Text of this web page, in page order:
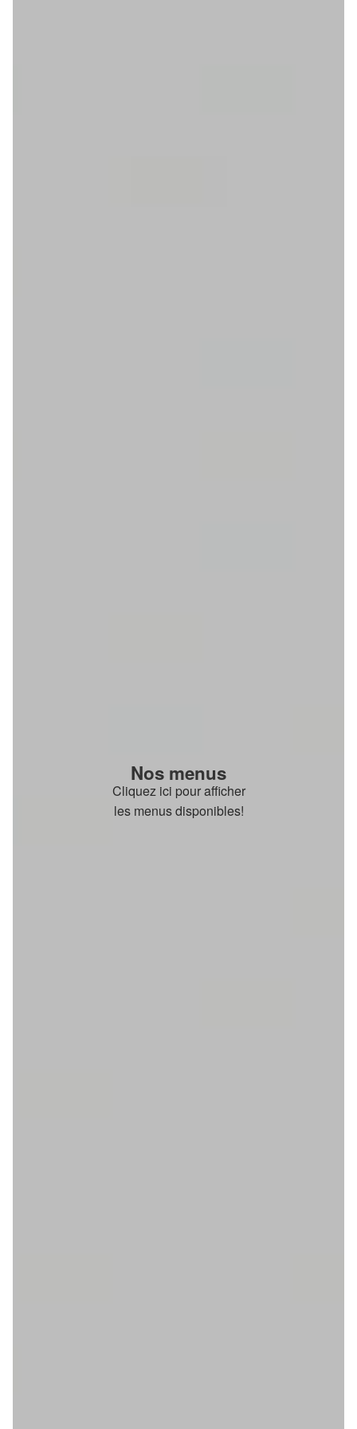
Nos menus
Cliquez ici pour afficher
les menus disponibles!